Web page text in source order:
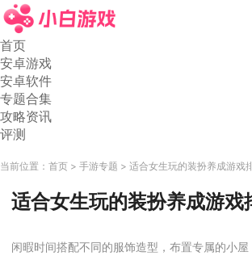
首页
安卓游戏
安卓软件
专题合集
攻略资讯
评测
当前位置： 首页 手游专题 适合女生玩的装扮养成游戏
适合女生玩的装扮养成游戏
闲暇时间搭配不同的服饰造型，布置专属的小